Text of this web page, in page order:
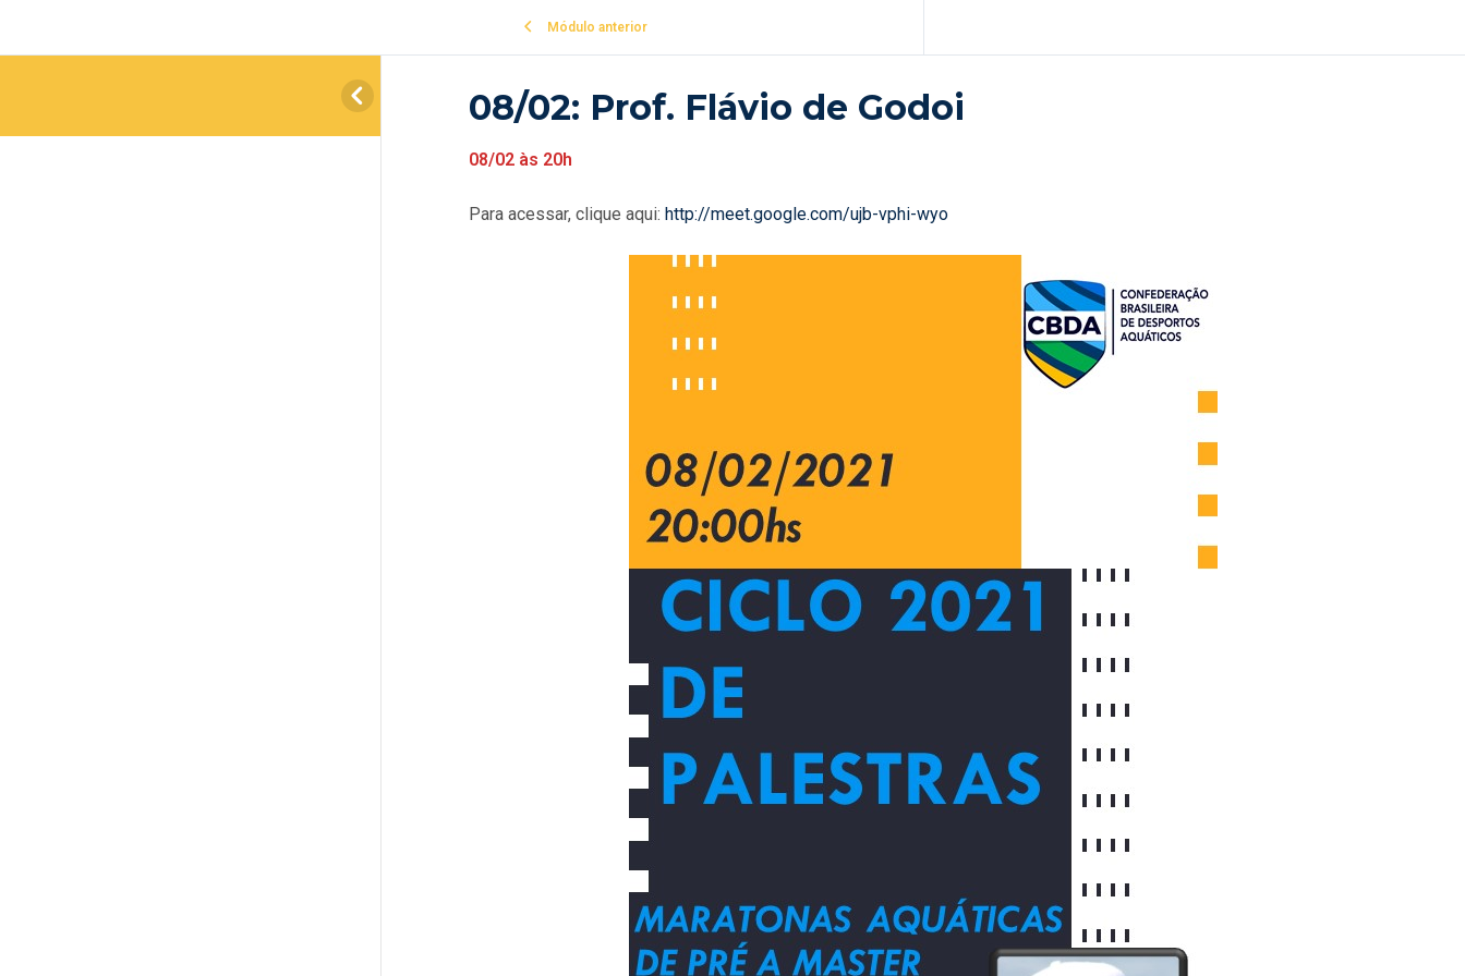
Módulo anterior
08/02: Prof. Flávio de Godoi
08/02 às 20h
Para acessar, clique aqui: http://meet.google.com/ujb-vphi-wyo